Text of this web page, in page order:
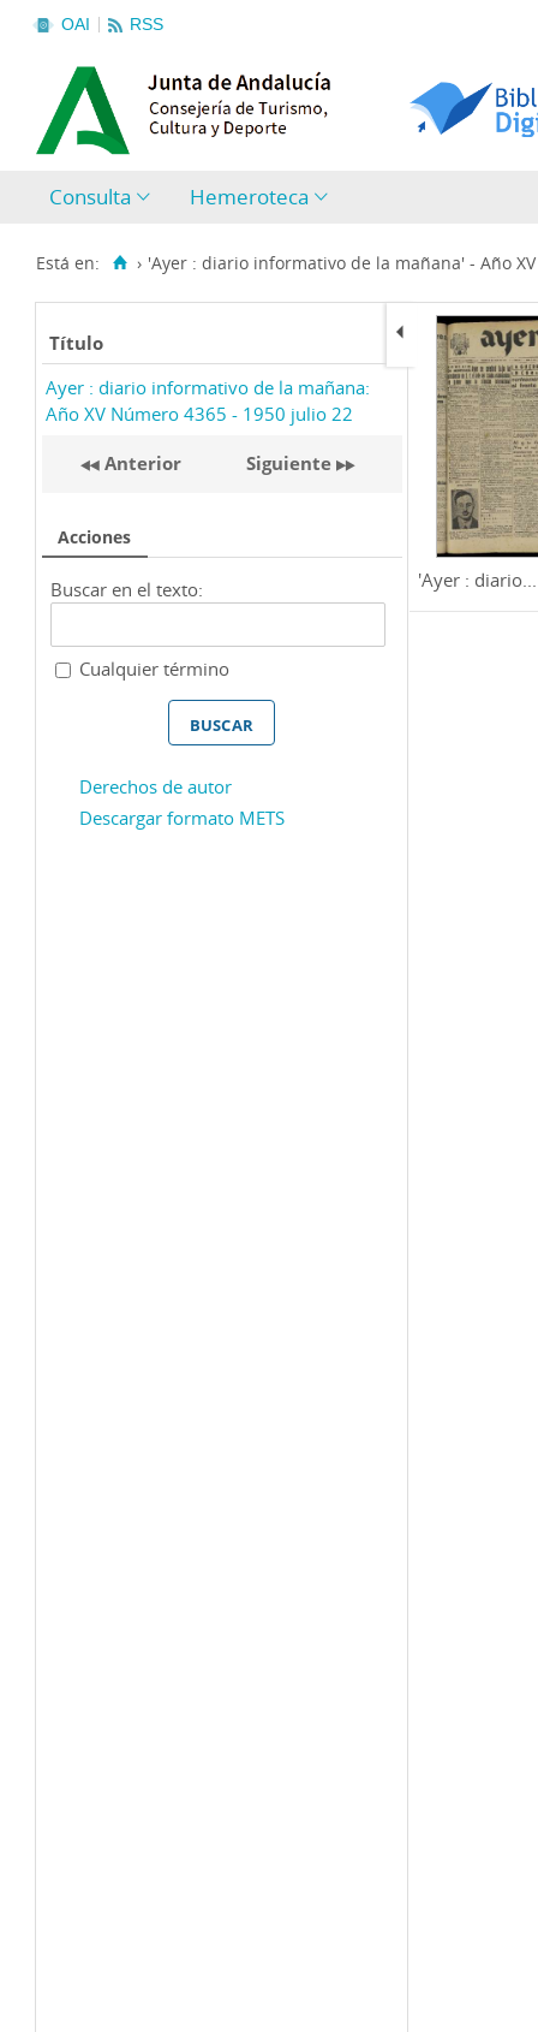
OAI RSS
Consulta Hemeroteca
Está en: › 'Ayer : diario informativo de la mañana' - Año
Título
Ayer : diario informativo de la mañana:
Año XV Número 4365 - 1950 julio 22
Anterior Siguiente
Acciones
Buscar en el texto:
Cualquier término
Derechos de autor
Descargar formato METS
'Ayer : diario...